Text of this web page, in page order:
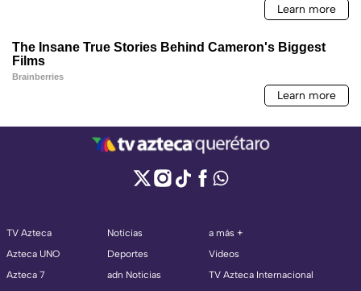
TV Azteca
Azteca UNO
Azteca 7
Noticias
Deportes
adn Noticias
a más +
Videos
TV Azteca Internacional